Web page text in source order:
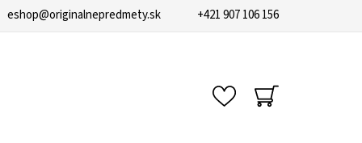
eshop@originalnepredmety.sk +421 907 106 156
NÁKUPNÝ